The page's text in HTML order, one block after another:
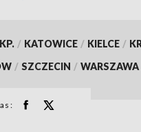
/ KATOWICE / KIELCE /
/ SZCZECIN / WARSZAWA